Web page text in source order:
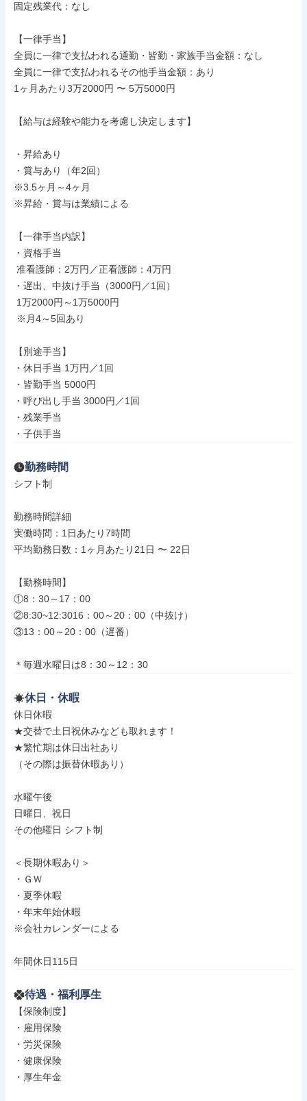
固定残業代：なし
【一律手当】
全員に一律で支払われる通勤・皆勤・家族手当金額：なし
全員に一律で支払われるその他手当金額：あり
1ヶ月あたり3万2000円 〜 5万5000円
【給与は経験や能力を考慮し決定します】
・昇給あり
・賞与あり（年2回）
※3.5ヶ月～4ヶ月
※昇給・賞与は業績による
【一律手当内訳】
・資格手当
・遅出、中抜け手当（3000円／1回）
【別途手当】
・休日手当 1万円／1回
・皆勤手当 5000円
・呼び出し手当 3000円／1回
・残業手当
・子供手当
勤務時間
シフト制
勤務時間詳細
実働時間：1日あたり7時間
平均勤務日数：1ヶ月あたり21日 〜 22日
【勤務時間】
①8：30～17：00
②8:30~12:3016：00～20：00（中抜け）
③13：00～20：00（遅番）
＊毎週水曜日は8：30～12：30
休日・休暇
休日休暇
★交替で土日祝休みなども取れます！
★繁忙期は休日出社あり
（その際は振替休暇あり）
水曜午後
日曜日、祝日
その他曜日 シフト制
＜長期休暇あり＞
・ＧＷ
・夏季休暇
・年末年始休暇
※会社カレンダーによる
年間休日115日
待遇・福利厚生
【保険制度】
・雇用保険
・労災保険
・健康保険
・厚生年金